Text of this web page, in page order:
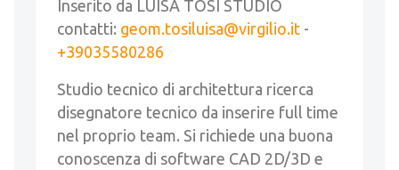
Inserito da LUISA TOSI STUDIO
contatti: geom.tosiluisa@virgilio.it -
+39035580286
Studio tecnico di architettura ricerca
disegnatore tecnico da inserire full time
nel proprio team. Si richiede una buona
conoscenza di software CAD 2D/3D e